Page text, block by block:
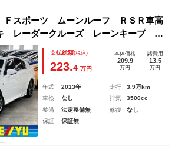
スポーツ ムーンルーフ ＲＳＲ車高
レーダークルーズ レーンキープ Ｂ
ーシート シートベンチレーション
ートランク ＨＵＤ 純正１２．３イン
ＬＥＤライト
支払総額(税込)
223.4 万円
本体価格
209.9
万円
諸費用
13.5
万円
年式 2013年 走行
3.9万km
車検
なし 排気
3500cc
整備
法定整備無 修復
なし
保証
保証無